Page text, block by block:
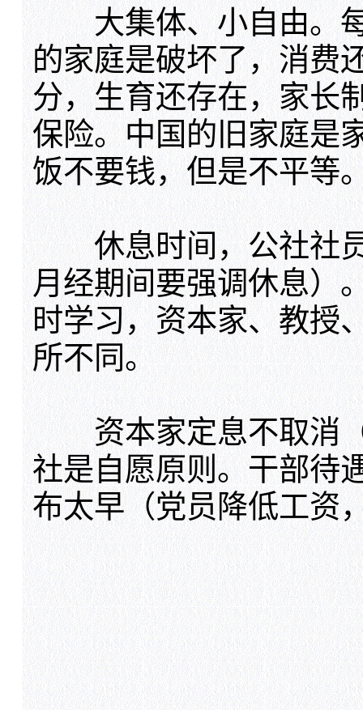
大集体、小自由。每
的家庭是破坏了，消费
分，生育还存在，家长
保险。中国的旧家庭是
饭不要钱，但是不平等
休息时间，公社社员
月经期间要强调休息）
时学习，资本家、教授
所不同。
资本家定息不取消（
社是自愿原则。干部待
布太早（党员降低工资